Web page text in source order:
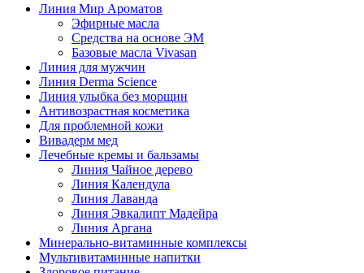
Линия Мир Ароматов
Эфирные масла
Средства на основе ЭМ
Базовые масла Vivasan
Линия для мужчин
Линия Derma Science
Линия улыбка без морщин
Антивозрастная косметика
Для проблемной кожи
Вивадерм мед
Лечебные кремы и бальзамы
Линия Чайное дерево
Линия Календула
Линия Лаванда
Линия Эвкалипт Мадейра
Линия Аргана
Минерально-витаминные комплексы
Мультивитаминные напитки